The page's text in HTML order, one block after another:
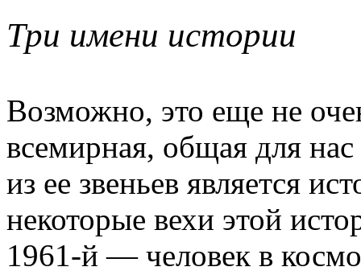
Три имени истории
Возможно, это еще не
всемирная, общая для
из ее звеньев является
некоторые вехи этой
1961-й — человек в